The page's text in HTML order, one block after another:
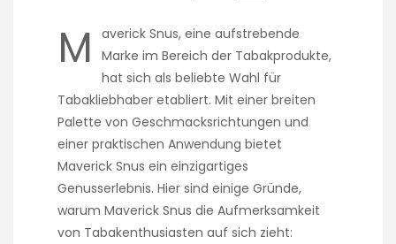
M
averick Snus, eine aufstrebende
Marke im Bereich der Tabakprodukte,
hat sich als beliebte Wahl für
Tabakliebhaber etabliert. Mit einer breiten
Palette von Geschmacksrichtungen und
einer praktischen Anwendung bietet
Maverick Snus ein einzigartiges
Genusserlebnis. Hier sind einige Gründe,
warum Maverick Snus die Aufmerksamkeit
von Tabakenthusiasten auf sich zieht: